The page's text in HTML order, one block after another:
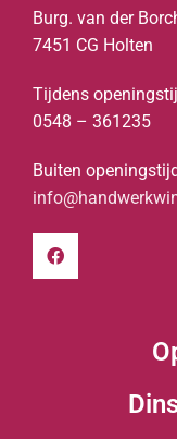
Burg. van der
7451 CG Holten
Tijdens
0548 – 361235
Buiten